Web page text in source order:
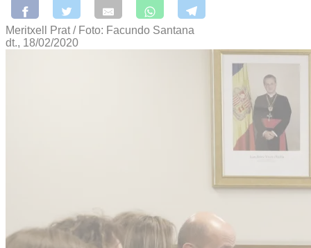
Meritxell Prat / Foto: Facundo Santana
dt., 18/02/2020